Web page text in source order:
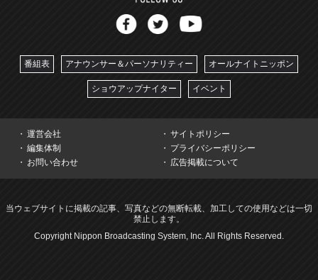
番組表 アナウンサー＆パーソナリティー オールナイトニッポン
ショウアップナイター イベント
運営会社
サイトポリシー
編集体制
プライバシーポリシー
お問い合わせ
広告掲載について
当ウェブサイトに掲載の記事、写真などの無断転載、加工しての使用などは一切
禁止します。
Copyright Nippon Broadcasting System, Inc. All Rights Reserved.